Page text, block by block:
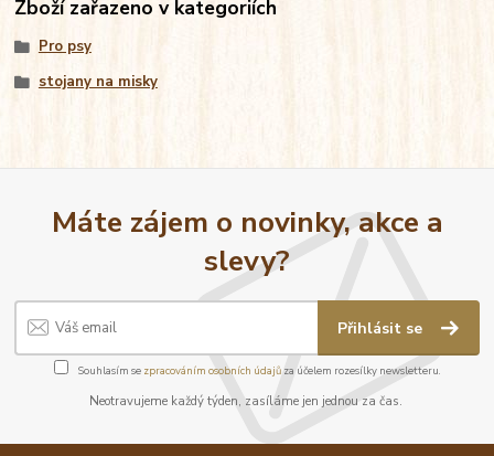
Zboží zařazeno v kategoriích
Pro psy
stojany na misky
Máte zájem o novinky, akce a
slevy?
Přihlásit se
Souhlasím se zpracováním osobních údajůza účelem rozesílky newsletteru.
Neotravujeme každý týden, zasíláme jen jednou za čas.